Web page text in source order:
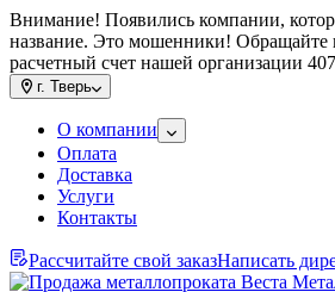
Внимание! Появились компании,
название. Это мошенники! Обращайте
расчетный счет нашей организации
г. Тверь
О компании
Оплата
Доставка
Услуги
Контакты
Рассчитайте свой заказНаписать